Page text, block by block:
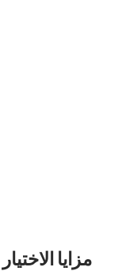
‏مزايا الاختيار‏